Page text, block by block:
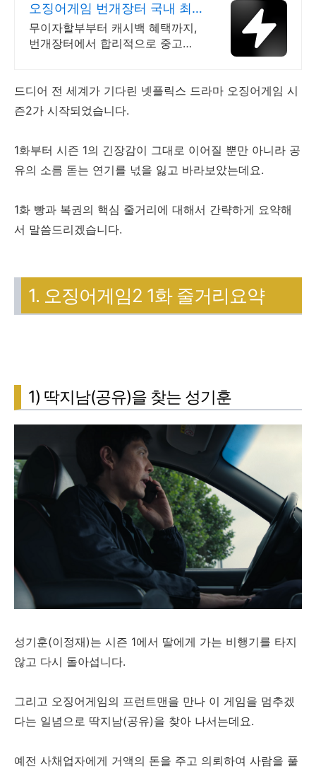
오징어게임 번개장터 국내 최
대 브랜드 중고거래
무이자할부부터 캐시백 혜택까지,
번개장터에서 합리적으로 중고거
상의 신규 상품 업로드
드디어 전 세계가 기다린 넷플릭스 드라마 오징어게임 시
즌2가 시작되었습니다.
1화부터 시즌 1의 긴장감이 그대로 이어질 뿐만 아니라 공
유의 소름 돋는 연기를 넋을 잃고 바라보았는데요.
1화 빵과 복권의 핵심 줄거리에 대해서 간략하게 요약해
서 말씀드리겠습니다.
1. 오징어게임2 1화 줄거리요약
1) 딱지남(공유)을 찾는 성기훈
성기훈(이정재)는 시즌 1에서 딸에게 가는 비행기를 타지
않고 다시 돌아섭니다.
그리고 오징어게임의 프런트맨을 만나 이 게임을 멈추겠
다는 일념으로 딱지남(공유)을 찾아 나서는데요.
예전 사채업자에게 거액의 돈을 주고 의뢰하여 사람을 풀